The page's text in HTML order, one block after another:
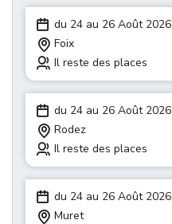
du 24 au 26 Août 2026
Foix
Il reste des places
du 24 au 26 Août 2026
Rodez
Il reste des places
du 24 au 26 Août 2026
Muret